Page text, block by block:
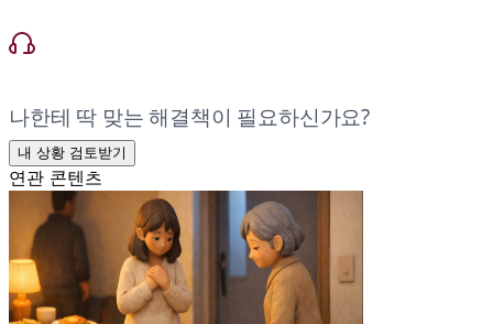
나한테 딱 맞는 해결책이 필요하신가요?
내 상황 검토받기
연관 콘텐츠